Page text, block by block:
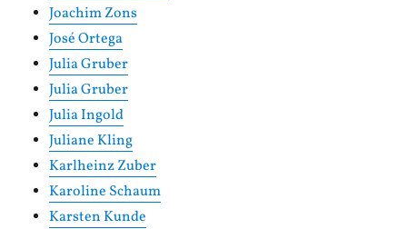
Joachim Zons
José Ortega
Julia Gruber
Julia Gruber
Julia Ingold
Juliane Kling
Karlheinz Zuber
Karoline Schaum
Karsten Kunde